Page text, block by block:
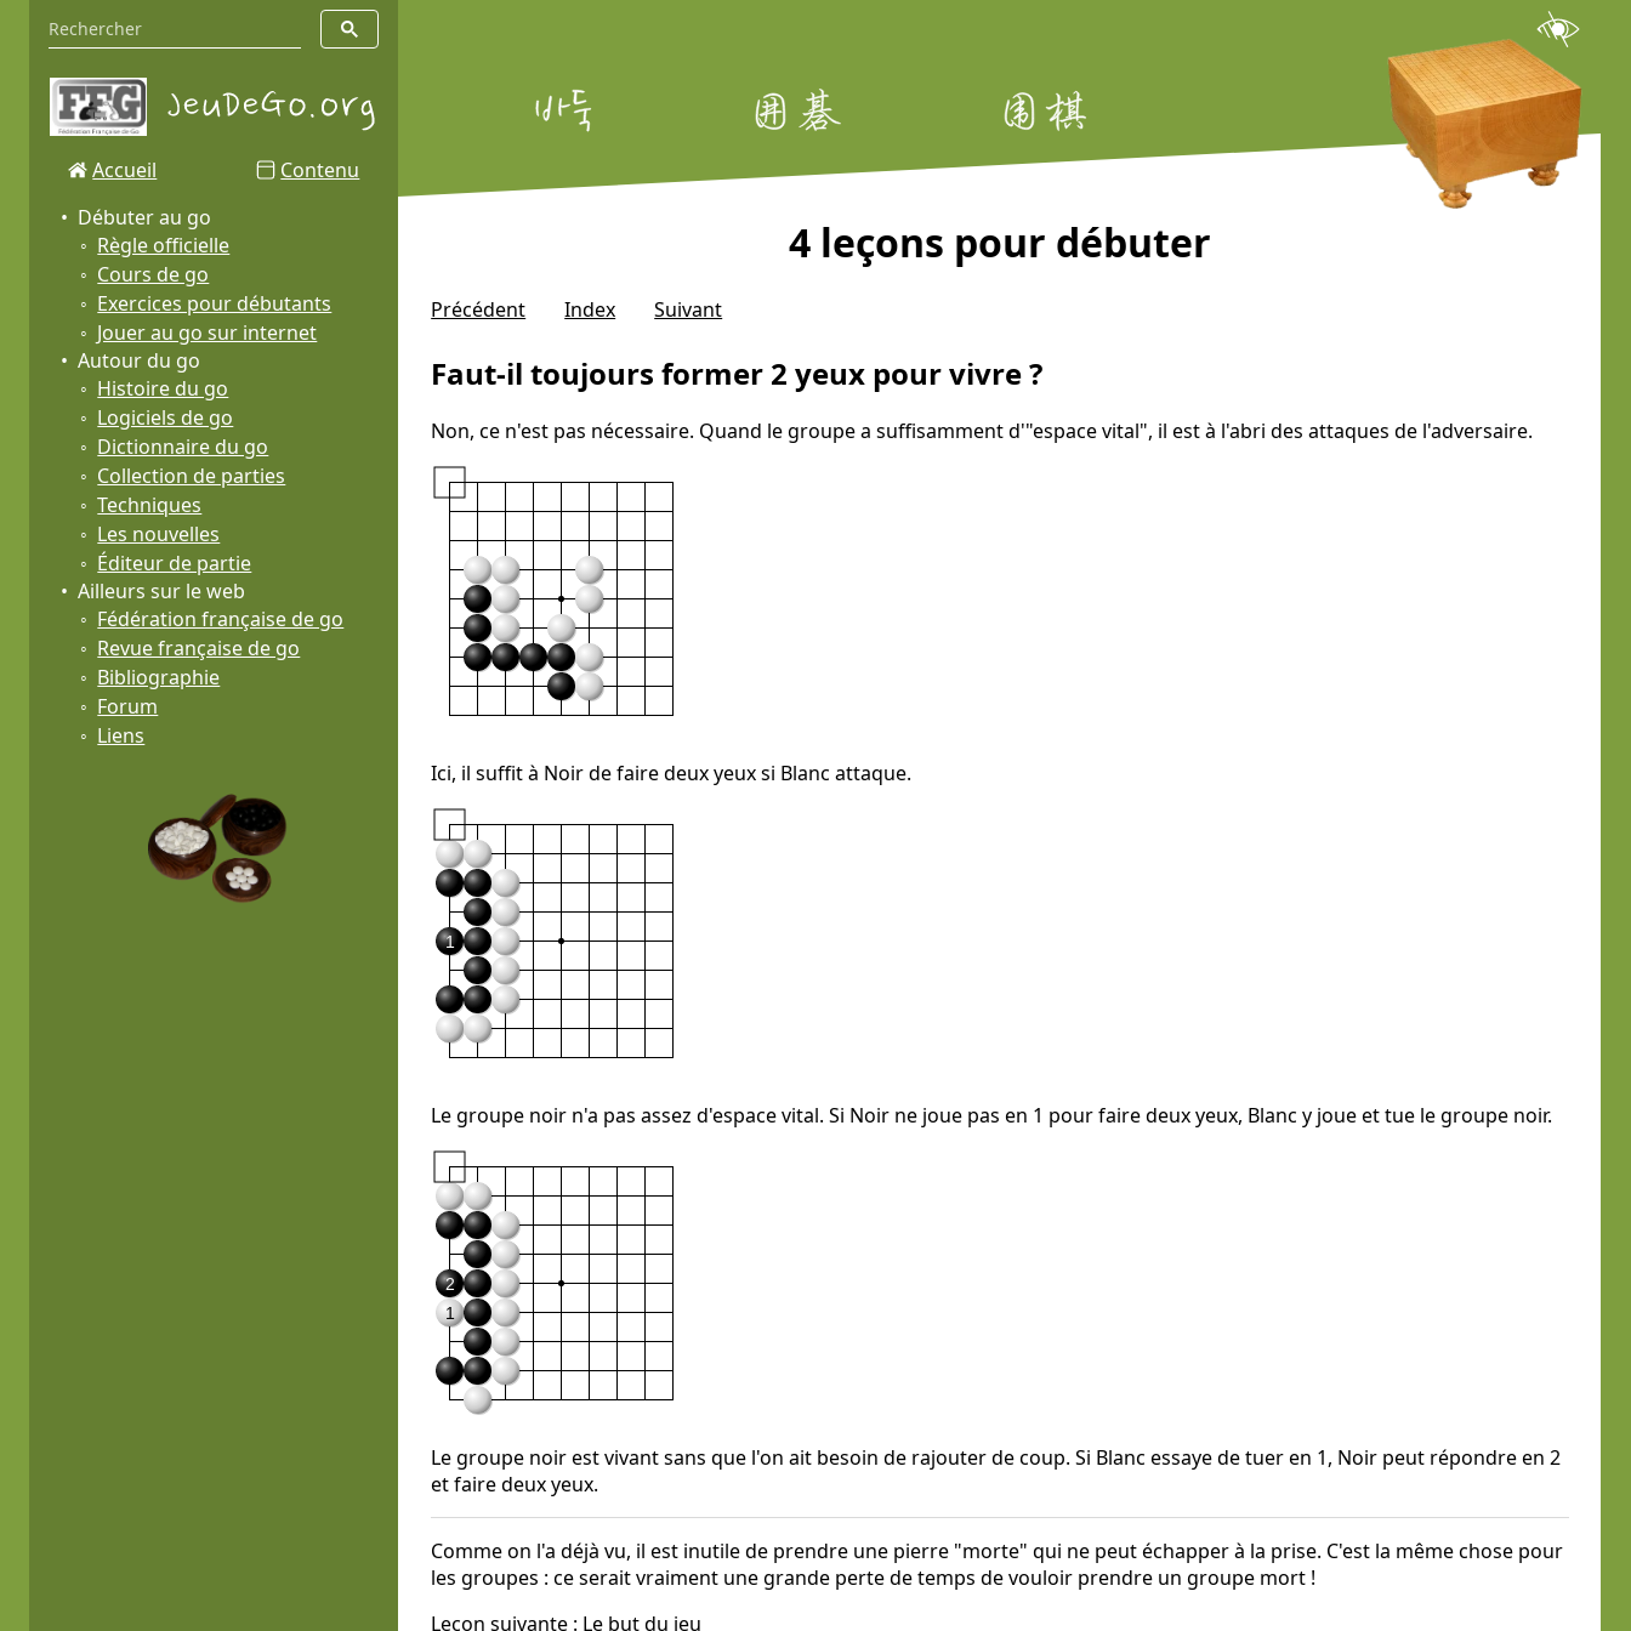
Accueil
Contenu
Débuter au go
Règle officielle
Cours de go
Exercices pour débutants
Jouer au go sur internet
Autour du go
Histoire du go
Logiciels de go
Dictionnaire du go
Collection de parties
Techniques
Les nouvelles
Éditeur de partie
Ailleurs sur le web
Fédération française de go
Revue française de go
Bibliographie
Forum
Liens
4 leçons pour débuter
Précédent Index Suivant
Faut-il toujours former 2 yeux pour vivre ?
Non, ce n'est pas nécessaire. Quand le groupe a suffisamment d'"espace vital", il est à l'abri des attaques de l'adversaire.
Ici, il suffit à Noir de faire deux yeux si Blanc attaque.
1
Le groupe noir n'a pas assez d'espace vital. Si Noir ne joue pas en 1 pour faire deux yeux, Blanc y joue et tue le groupe noir.
2
1
Le groupe noir est vivant sans que l'on ait besoin de rajouter de coup. Si Blanc essaye de tuer en 1, Noir peut répondre en 2
et faire deux yeux.
Comme on l'a déjà vu, il est inutile de prendre une pierre "morte" qui ne peut échapper à la prise. C'est la même chose pour
les groupes : ce serait vraiment une grande perte de temps de vouloir prendre un groupe mort !
Leçon suivante : Le but du jeu